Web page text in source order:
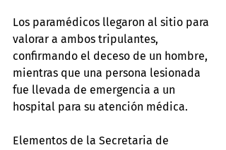
Los paramédicos llegaron al sitio para
valorar a ambos tripulantes,
confirmando el deceso de un hombre,
mientras que una persona lesionada
fue llevada de emergencia a un
hospital para su atención médica.
Elementos de la Secretaria de